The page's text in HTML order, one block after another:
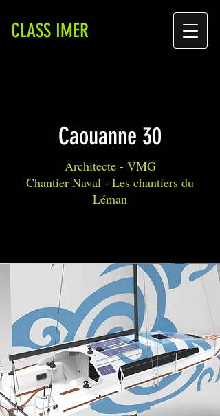
CLASS IMER
Caouanne 30
Architecte - VMG
Chantier Naval - Les chantiers du
Léman